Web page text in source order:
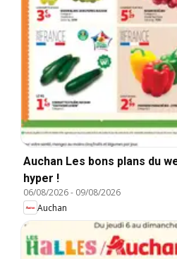
Auchan Les bons plans du
hyper !
06/08/2026- 09/08/2026
Auchan